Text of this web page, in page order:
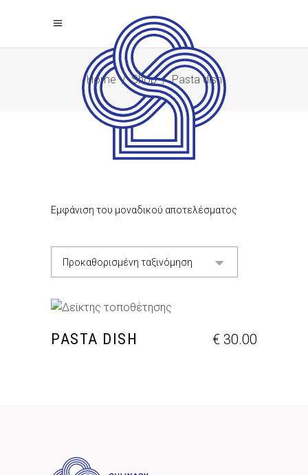
Home/Shop/Pasta dish
Εμφάνιση του μοναδικού αποτελέσματος
Προκαθορισμένη ταξινόμηση
ΠΡΟΣΘΉΚΗ ΣΤΟ ΚΑΛΆΘΙ
PASTA DISH € 30.00